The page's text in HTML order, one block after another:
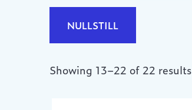
NULLSTILL
Showing 13–22 of 22 results